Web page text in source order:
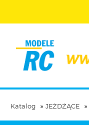
Katalog JEŻDŻĄCE